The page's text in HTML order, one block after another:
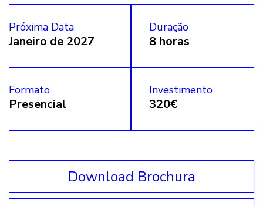
Próxima Data
Janeiro de 2027
Duração
8 horas
Formato
Presencial
Investimento
320€
Download Brochura